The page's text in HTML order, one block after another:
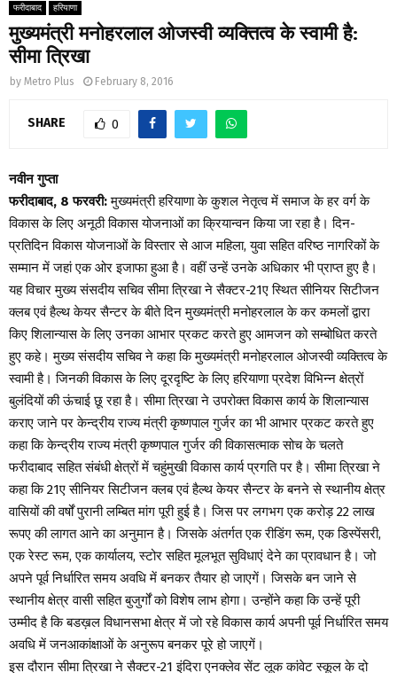
फरीदाबाद हरियाणा
मुख्यमंत्री मनोहरलाल ओजस्वी व्यक्तित्व के स्वामी है:
सीमा त्रिखा
by Metro Plus February 8, 2016
SHARE 0
नवीन गुप्ता
फरीदाबाद, 8 फरवरी:मुख्यमंत्री हरियाणा के कुशल नेतृत्व में समाज के हर वर्ग के
विकास के लिए अनूठी विकास योजनाओं का क्रियान्वन किया जा रहा है। दिन-
प्रतिदिन विकास योजनाओं के विस्तार से आज महिला, युवा सहित वरिष्ठ नागरिकों के
सम्मान में जहां एक ओर इजाफा हुआ है। वहीं उन्हें उनके अधिकार भी प्राप्त हुए है।
यह विचार मुख्य संसदीय सचिव सीमा त्रिखा ने सैक्टर-21ए स्थित सीनियर सिटीजन
क्लब एवं हैल्थ केयर सैन्टर के बीते दिन मुख्यमंत्री मनोहरलाल के कर कमलों द्वारा
किए शिलान्यास के लिए उनका आभार प्रकट करते हुए आमजन को सम्बोधित करते
हुए कहे। मुख्य संसदीय सचिव ने कहा कि मुख्यमंत्री मनोहरलाल ओजस्वी व्यक्तित्व के
स्वामी है। जिनकी विकास के लिए दूरदृष्टि के लिए हरियाणा प्रदेश विभिन्न क्षेत्रों
बुलंदियों की ऊंचाई छू रहा है। सीमा त्रिखा ने उपरोक्त विकास कार्य के शिलान्यास
कराए जाने पर केन्द्रीय राज्य मंत्री कृष्णपाल गुर्जर का भी आभार प्रकट करते हुए
कहा कि केन्द्रीय राज्य मंत्री कृष्णपाल गुर्जर की विकासत्माक सोच के चलते
फरीदाबाद सहित संबंधी क्षेत्रों में चहुंमुखी विकास कार्य प्रगति पर है। सीमा त्रिखा ने
कहा कि 21ए सीनियर सिटीजन क्लब एवं हैल्थ केयर सैन्टर के बनने से स्थानीय क्षेत्र
वासियों की वर्षों पुरानी लम्बित मांग पूरी हुई है। जिस पर लगभग एक करोड़ 22 लाख
रूपए की लागत आने का अनुमान है। जिसके अंतर्गत एक रीडिंग रूम, एक डिस्पेंसरी,
एक रेस्ट रूम, एक कार्यालय, स्टोर सहित मूलभूत सुविधाएं देने का प्रावधान है। जो
अपने पूर्व निर्धारित समय अवधि में बनकर तैयार हो जाएगें। जिसके बन जाने से
स्थानीय क्षेत्र वासी सहित बुजुर्गों को विशेष लाभ होगा। उन्होंने कहा कि उन्हें पूरी
उम्मीद है कि बडख़ल विधानसभा क्षेत्र में जो रहे विकास कार्य अपनी पूर्व निर्धारित समय
अवधि में जनआकांक्षाओं के अनुरूप बनकर पूरे हो जाएगें।
इस दौरान सीमा त्रिखा ने सैक्टर-21 इंदिरा एनक्लेव सेंट लूक कांवेट स्कूल के दो